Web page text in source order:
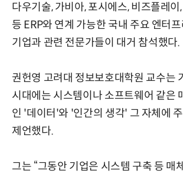
다우기술, 가비아, 포시에스, 비즈플레
등 ERP와 연계 가능한 국내 주요 엔터
기업과 관련 전문가들이 대거 참석했다.
권헌영 고려대 정보보호대학원 교수는
시대에는 시스템이나 소프트웨어 같은
인 '데이터'와 '인간의 생각' 그 자체에
제언했다.
그는 “그동안 기업은 시스템 구축 등 매